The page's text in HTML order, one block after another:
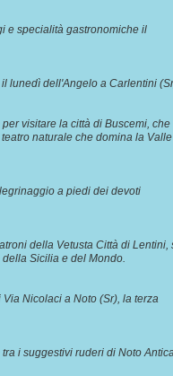
e specialità gastronomiche il
lunedì dell'Angelo a Carlentini
visitare la città di Buscemi, che
naturale che domina la Valle
a piedi dei devoti
della Vetusta Città di Lentini,
della Sicilia e del Mondo.
Nicolaci a Noto (Sr), la terza
i suggestivi ruderi di Noto